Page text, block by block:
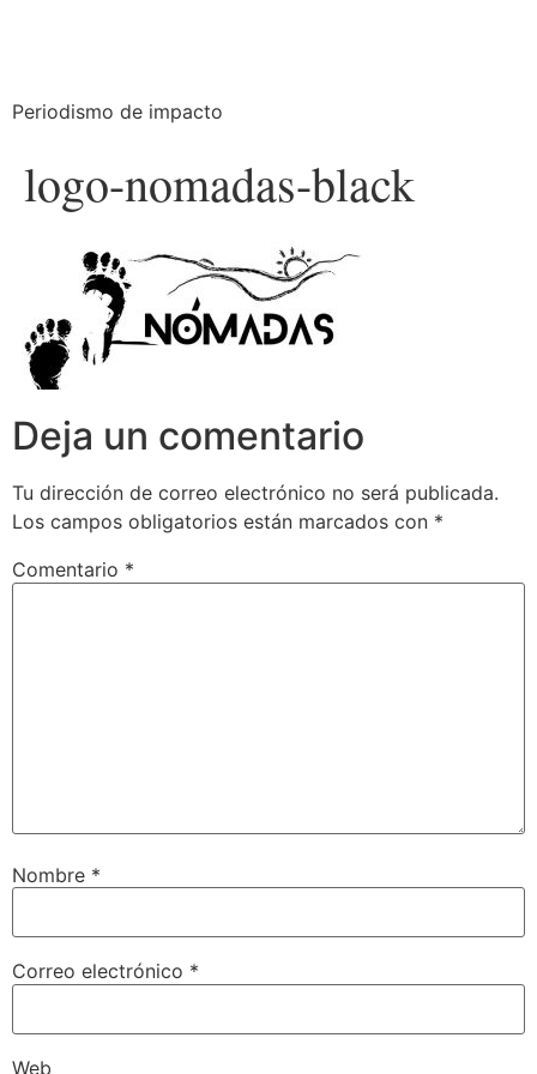
Periodismo de impacto
logo-nomadas-black
Deja un comentario
Tu dirección de correo electrónico no será publicada.
Los campos obligatorios están marcados con *
Comentario *
Nombre *
Correo electrónico *
Web